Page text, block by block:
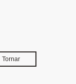
Tornar